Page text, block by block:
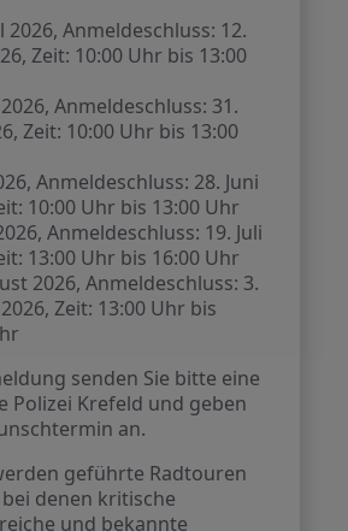
2026, Anmeldeschluss: 12.
Zeit: 10:00 Uhr bis 13:00
Anmeldeschluss: 31.
Zeit: 10:00 Uhr bis 13:00
Anmeldeschluss: 28. Juni
10:00 Uhr bis 13:00 Uhr
Anmeldeschluss: 19. Juli
13:00 Uhr bis 16:00 Uhr
2026, Anmeldeschluss: 3.
Zeit: 13:00 Uhr bis
senden Sie bitte eine
Polizei Krefeld und geben
an.
geführte Radtouren
denen kritische
und bekannte